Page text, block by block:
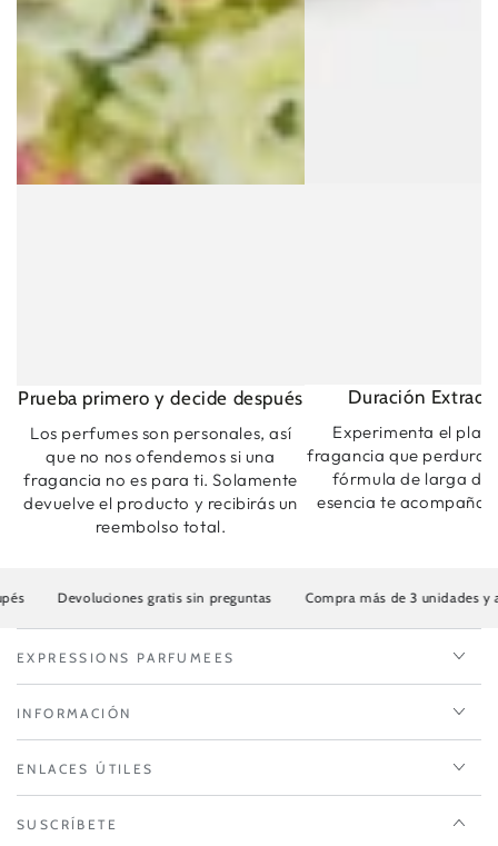
Prueba primero y decide después
Los perfumes son personales, así
que no nos ofendemos si una
fragancia no es para ti. Solamente
devuelve el producto y recibirás un
reembolso total.
Duración
Experimenta el
fragancia que perdura.
fórmula de larga
esencia te acompaña
Devoluciones gratis sin preguntas Compra más de 3 unidades y ahorra
EXPRESSIONS PARFUMEES
INFORMACIÓN
ENLACES ÚTILES
SUSCRÍBETE